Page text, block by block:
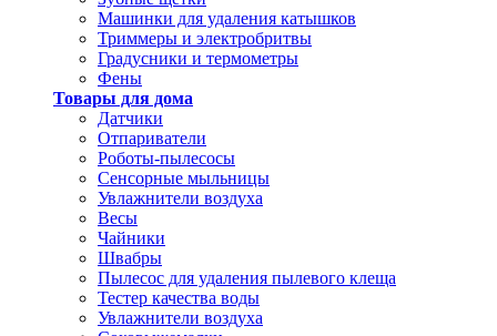
Машинки для удаления катышков
Триммеры и электробритвы
Градусники и термометры
Фены
Товары для дома
Датчики
Отпариватели
Роботы-пылесосы
Сенсорные мыльницы
Увлажнители воздуха
Весы
Чайники
Швабры
Пылесос для удаления пылевого клеща
Тестер качества воды
Увлажнители воздуха